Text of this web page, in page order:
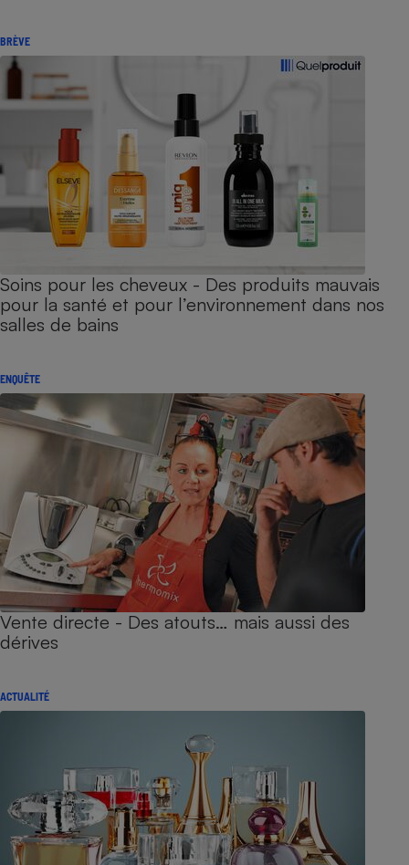
BRÈVE
Soins pour les cheveux - Des produits mauvais
pour la santé et pour l’environnement dans nos
salles de bains
ENQUÊTE
Vente directe - Des atouts… mais aussi des
dérives
ACTUALITÉ